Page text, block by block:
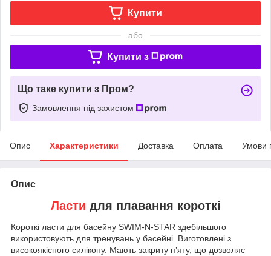
Купити
або
Купити з
Що таке купити з Пром?
Замовлення під захистом
Опис Характеристики Доставка Оплата Умови
Опис
Ласти для плавання короткі
Короткі ласти для басейну SWIM-N-STAR здебільшого
використовують для тренувань у басейні. Виготовлені з
високоякісного силікону. Мають закриту п’яту, що дозволяє